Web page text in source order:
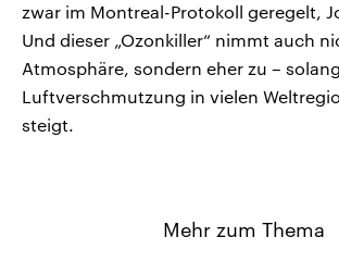
zwar im Montreal-Protokoll geregelt,
Und dieser „Ozonkiller“ nimmt auch
Atmosphäre, sondern eher zu –
Luftverschmutzung in vielen
steigt.
Mehr zum Thema